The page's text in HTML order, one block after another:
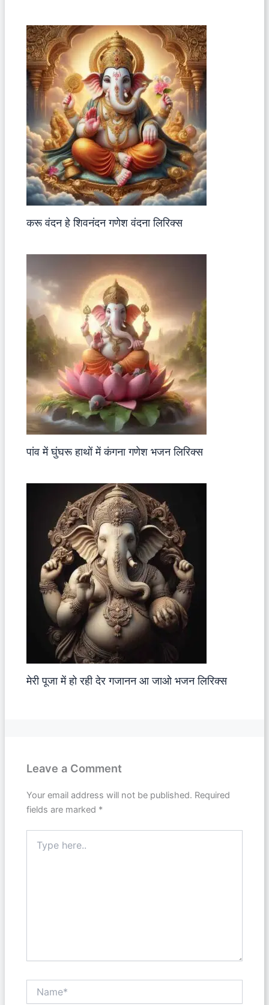
करू वंदन हे शिवनंदन गणेश वंदना लिरिक्स
पांव में घुंघरू हाथों में कंगना गणेश भजन लिरिक्स
मेरी पूजा में हो रही देर गजानन आ जाओ भजन लिरिक्स
Leave a Comment
Your email address will not be published. Required
fields are marked *
here..